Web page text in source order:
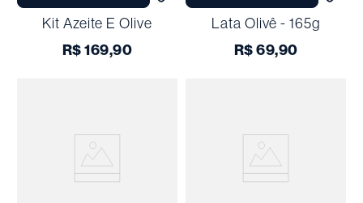
Kit Azeite E Olive
R$169,90
Lata Olivê - 165g
R$69,90